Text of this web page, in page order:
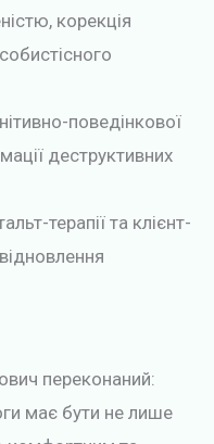
корекція
поведінкової
деструктивних
терапії та клієнт-
переконаний:
має бути не лише